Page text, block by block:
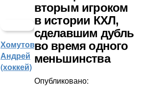
Хомутов
Андрей
(хоккей)
вторым игроком
в истории КХЛ,
сделавшим дубль
во время одного
меньшинства
Опубликовано: